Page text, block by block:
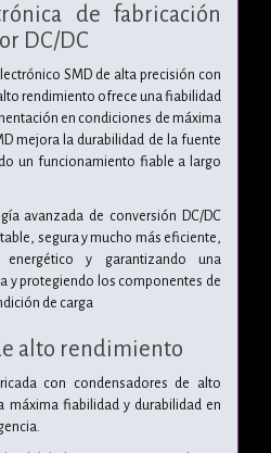
de fabricación
DC/DC
SMD de alta precisión con
rendimiento ofrece una fiabilidad
en condiciones de máxima
mejora la durabilidad de la fuente
un funcionamiento fiable a largo
avanzada de conversión DC/DC
segura y mucho más eficiente,
y garantizando una
y protegiendo los componentes de
de carga
alto rendimiento
con condensadores de alto
máxima fiabilidad y durabilidad en